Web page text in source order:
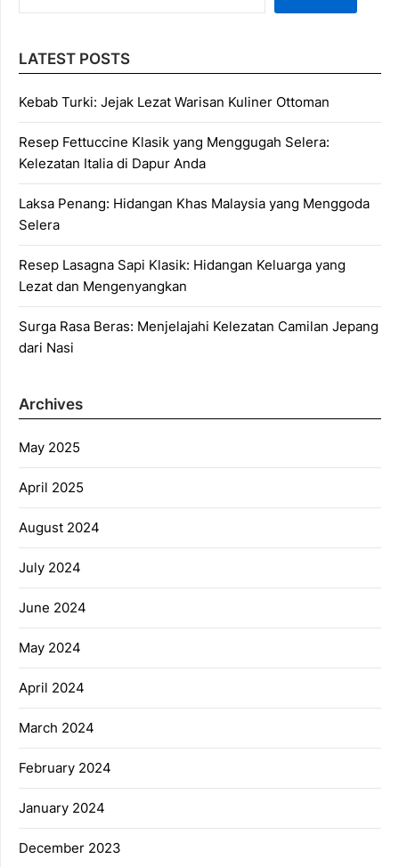
LATEST POSTS
Kebab Turki: Jejak Lezat Warisan Kuliner Ottoman
Resep Fettuccine Klasik yang Menggugah Selera:
Kelezatan Italia di Dapur Anda
Laksa Penang: Hidangan Khas Malaysia yang Menggoda
Selera
Resep Lasagna Sapi Klasik: Hidangan Keluarga yang
Lezat dan Mengenyangkan
Surga Rasa Beras: Menjelajahi Kelezatan Camilan Jepang
dari Nasi
Archives
May 2025
April 2025
August 2024
July 2024
June 2024
May 2024
April 2024
March 2024
February 2024
January 2024
December 2023